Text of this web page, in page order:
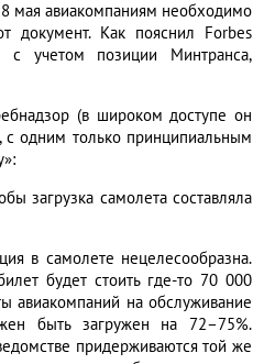
мая авиакомпаниям необходимо
документ. Как пояснил Forbes
с учетом позиции Минтранса,
(в широком доступе он
одним только принципиальным
загрузка самолета составляла
в самолете нецелесообразна.
будет стоить где-то 70 000
авиакомпаний на обслуживание
быть загружен на 72–75%.
придерживаются той же